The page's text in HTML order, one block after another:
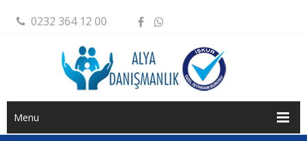
0232 364 12 00
Menu